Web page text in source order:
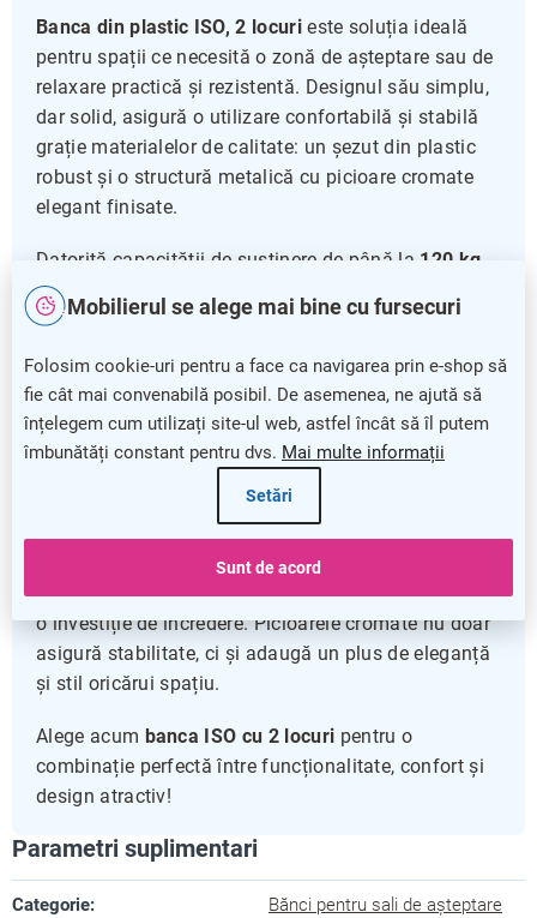
Mobilierul se alege mai bine cu fursecuri
Folosim cookie-uri pentru a face ca navigarea prin e-shop să
fie cât mai convenabilă posibil. De asemenea, ne ajută să
înțelegem cum utilizați site-ul web, astfel încât să îl putem
îmbunătăți constant pentru dvs. Mai multe informații
Setări
Sunt de acord
Banca din plastic ISO, 2 locurieste soluția ideală
pentru spații ce necesită o zonă de așteptare sau de
relaxare practică și rezistentă. Designul său simplu,
dar solid, asigură o utilizare confortabilă și stabilă
grație materialelor de calitate: un șezut din plastic
robust și o structură metalică cu picioare cromate
elegant finisate.
Datorită capacității de susținere de până la 120 kg
per loc
fiind potrivită pentru diverse medii precum birouri,
compacte și ergonomia șezutului, cu o lățime și
adâncime ideale, permit o poziție comodă pe ambele
locuri.
Durabilitate și design modern
Fiind ușor de întreținut și rezistentă în timp, banca
beneficiază și de ogaranție de 5 ani, ceea ce o face
o investiție de încredere. Picioarele cromate nu doar
asigură stabilitate, ci și adaugă un plus de eleganță
și stil oricărui spațiu.
Alege acum banca ISO cu 2 locuri pentru o
combinație perfectă între funcționalitate, confort și
design atractiv!
Parametri suplimentari
Categorie: Bănci pentru sali de așteptare